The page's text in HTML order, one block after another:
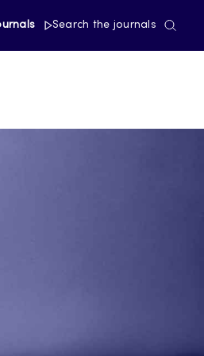
Search the journals